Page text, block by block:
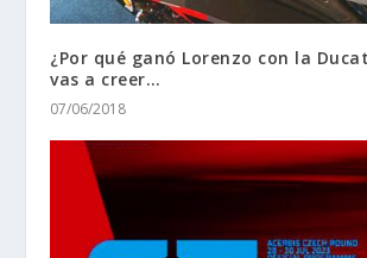
¿Por qué ganó Lorenzo con la
vas a creer…
07/06/2018